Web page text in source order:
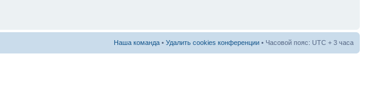
Наша команда • Удалить cookies конференции • Часовой пояс: UTC + 3 часа